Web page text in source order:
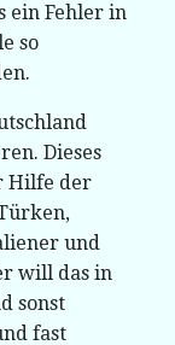
ein Fehler in
so
Dieses
Hilfe der
und
will das in
sonst
fast